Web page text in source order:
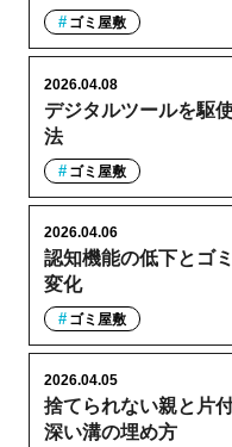
ゴミ屋敷
デジタルツールを駆
法
2026.04.08
ゴミ屋敷
認知機能の低下とゴ
変化
2026.04.06
ゴミ屋敷
捨てられない親と片
深い溝の埋め方
2026.04.05